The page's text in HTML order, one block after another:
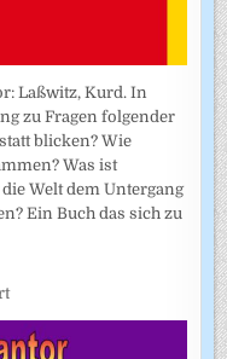
Laßwitz, Kurd. In
zu Fragen folgender
blicken? Wie
Was ist
Welt dem Untergang
Ein Buch das sich zu